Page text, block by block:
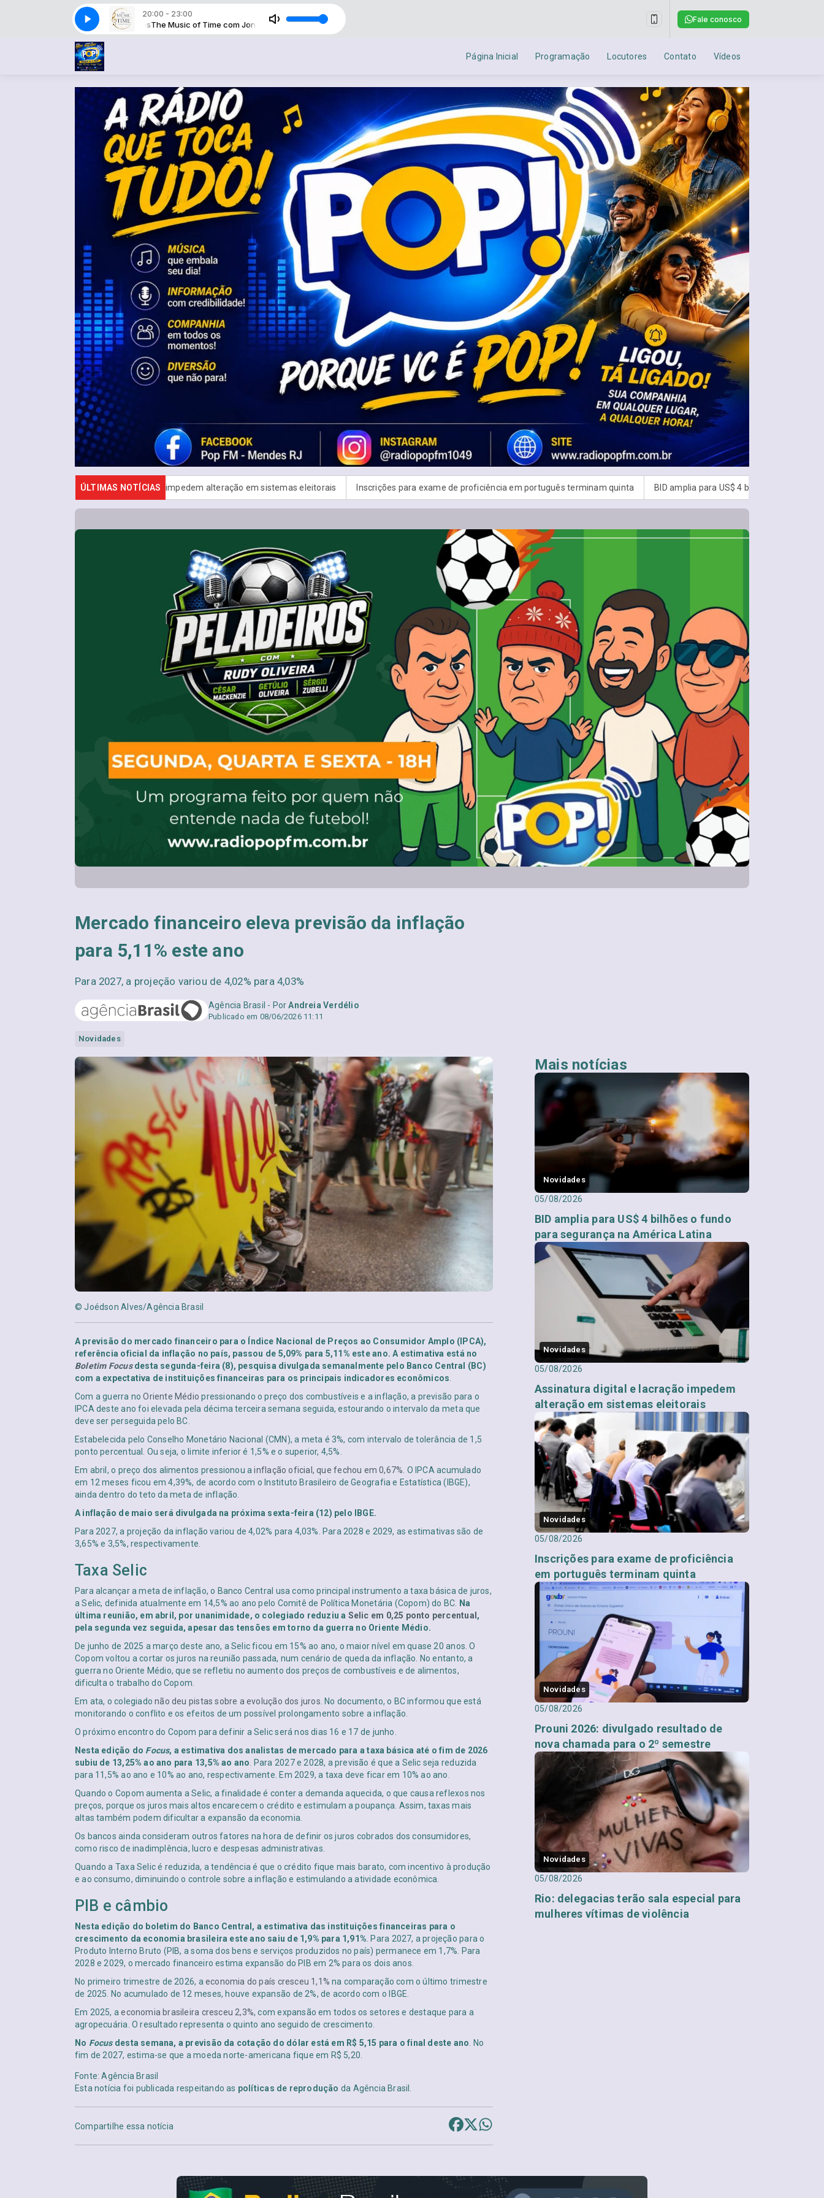
20:00 - 23:00
The Music of Time com Jonathan GonçalvesThe Music of Time com Jonathan Gonçalves
Fale conosco
Página Inicial Programação Locutores Contato Vídeos
ÚLTIMAS NOTÍCIAS
e lacração impedem alteração em sistemas eleitorais Inscrições para exame de proficiência em português terminam quinta BID amplia para US$ 4 bilhões o fundo para segurança na América
Mercado financeiro eleva previsão da inflação
para 5,11% este ano
Para 2027, a projeção variou de 4,02% para 4,03%
Agência Brasil - PorAndreia Verdélio
Publicado em 08/06/2026 11:11
Novidades
© Joédson Alves/Agência Brasil
A previsão do mercado financeiro para o Índice Nacional de Preços ao Consumidor Amplo (IPCA),
referência oficial da inflação no país, passou de 5,09% para 5,11% este ano. A estimativa está no
Boletim Focusdesta segunda-feira (8), pesquisa divulgada semanalmente pelo Banco Central (BC)
com a expectativa de instituições financeiras para os principais indicadores econômicos
Com a guerra no Oriente Médio pressionando o preço dos combustíveis e a inflação, a previsão para o
IPCA deste ano foi elevada pela décima terceira semana seguida, estourando o intervalo da meta que
deve ser perseguida pelo BC.
Estabelecida pelo Conselho Monetário Nacional (CMN), a meta é 3%, com intervalo de tolerância de 1,5
ponto percentual. Ou seja, o limite inferior é 1,5% e o superior, 4,5%.
Em abril, o preço dos alimentos pressionou a inflação oficial, que fechou em 0,67% . O IPCA acumulado
em 12 meses ficou em 4,39%, de acordo com o Instituto Brasileiro de Geografia e Estatística (IBGE),
ainda dentro do teto da meta de inflação.
A inflação de maio será divulgada na próxima sexta-feira (12) pelo IBGE.
Para 2027, a projeção da inflação variou de 4,02% para 4,03%. Para 2028 e 2029, as estimativas são de
3,65% e 3,5%, respectivamente.
Taxa Selic
Para alcançar a meta de inflação, o Banco Central usa como principal instrumento a taxa básica de juros,
a Selic, definida atualmente em 14,5% ao ano pelo Comitê de Política Monetária (Copom) do BC.
Na
última reunião, em abril, por unanimidade, o colegiado reduziu a Selic em 0,25 ponto percentual ,
pela segunda vez seguida, apesar das tensões em torno da guerra no Oriente Médio.
De junho de 2025 a março deste ano, a Selic ficou em 15% ao ano, o maior nível em quase 20 anos. O
Copom voltou a cortar os juros na reunião passada, num cenário de queda da inflação. No entanto, a
guerra no Oriente Médio, que se refletiu no aumento dos preços de combustíveis e de alimentos,
dificulta o trabalho do Copom.
Em ata, o colegiadonão deu pistas sobre a evolução dos juros . No documento, o BC informou que está
monitorando o conflito e os efeitos de um possível prolongamento sobre a inflação.
O próximo encontro do Copom para definir a Selic será nos dias 16 e 17 de junho.
Nesta edição do Focus, a estimativa dos analistas de mercado para a taxa básica até o fim de 2026
subiu de 13,25% ao ano para 13,5% ao ano . Para 2027 e 2028, a previsão é que a Selic seja reduzida
para 11,5% ao ano e 10% ao ano, respectivamente. Em 2029, a taxa deve ficar em 10% ao ano.
Quando o Copom aumenta a Selic, a finalidade é conter a demanda aquecida, o que causa reflexos nos
preços, porque os juros mais altos encarecem o crédito e estimulam a poupança. Assim, taxas mais
altas também podem dificultar a expansão da economia.
Os bancos ainda consideram outros fatores na hora de definir os juros cobrados dos consumidores,
como risco de inadimplência, lucro e despesas administrativas.
Quando a Taxa Selic é reduzida, a tendência é que o crédito fique mais barato, com incentivo à produção
e ao consumo, diminuindo o controle sobre a inflação e estimulando a atividade econômica.
PIB e câmbio
Nesta edição do boletim do Banco Central, a estimativa das instituições financeiras para o
crescimento da economia brasileira este ano saiu de 1,9% para 1,91% . Para 2027, a projeção para o
Produto Interno Bruto (PIB, a soma dos bens e serviços produzidos no país) permanece em 1,7%. Para
2028 e 2029, o mercado financeiro estima expansão do PIB em 2% para os dois anos.
No primeiro trimestre de 2026, a economia do país cresceu ​1,1% na comparação com o último trimestre
de 2025. No acumulado de 12 meses, houve expansão de 2%, de acordo com o IBGE.
Em 2025, aeconomia brasileira cresceu 2,3%, com expansão em todos os setores e destaque para a
agropecuária. O resultado representa o quinto ano seguido de crescimento.
No Focusdesta semana, a previsão da cotação do dólar está em R$ 5,15 para o final deste ano . No
fim de 2027, estima-se que a moeda norte-americana fique em R$ 5,20.
Fonte: Agência Brasil
Esta notícia foi publicada respeitando as políticas de reprodução da Agência Brasil.
Compartilhe essa notícia
Mais notícias
Novidades
05/08/2026
BID amplia para US$ 4 bilhões o fundo
para segurança na América Latina
Novidades
05/08/2026
Assinatura digital e lacração impedem
alteração em sistemas eleitorais
Novidades
05/08/2026
Inscrições para exame de proficiência
em português terminam quinta
Novidades
05/08/2026
Prouni 2026: divulgado resultado de
nova chamada para o 2º semestre
Novidades
05/08/2026
Rio: delegacias terão sala especial para
mulheres vítimas de violência